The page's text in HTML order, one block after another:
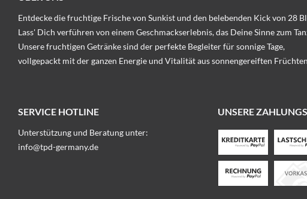
Entdecke die fruchtige Frische von Sunkist und den belebenden Kick von 28
Lass' Dich verführen von einem Geschmackserlebnis, das Deine Sinne zum
Unsere fruchtigen Getränke sind der perfekte Begleiter für sonnige Tage,
vollgepackt mit der ganzen Energie und Vitalität aus sonnengereiften
SERVICE HOTLINE
Unterstützung und Beratung unter:
info@tpd-germany.de
UNSERE